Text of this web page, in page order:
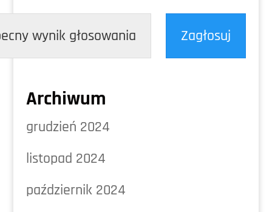
wynik głosowania Zagłosuj
Archiwum
grudzień 2024
listopad 2024
październik 2024